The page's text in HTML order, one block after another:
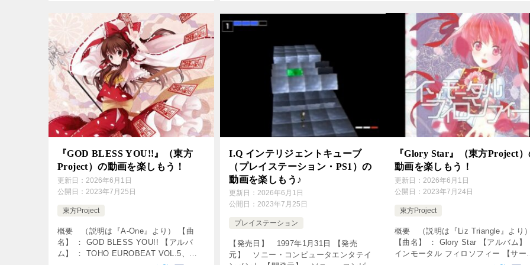
『GOD BLESS YOU!!』（東方
Project）の動画を楽しもう！
更新日： 2026年6月1日
公開日： 2023年7月25日
東方Project
概要 （説明は『A-One』より） 【曲
名】 ： GOD BLESS YOU!! 【アルバ
ム】 ： TOHO EUROBEAT VOL.5、
I.Q インテリジェントキューブ
（プレイステーション・PS1）の
動画を楽しもう♪
更新日： 2026年6月1日
公開日： 2023年7月25日
プレイステーション
【発売日】 1997年1月31日 【発売
元】 ソニー・コンピュータエンタテイ
『Glory Star』（東方Project）
動画を楽しもう！
更新日： 2026年6月1日
公開日： 2023年7月24日
東方Project
概要 （説明は『Liz Triangle』より）
【曲名】 ： Glory Star 【アルバム】
インモータル フィロソフィー 【サーク